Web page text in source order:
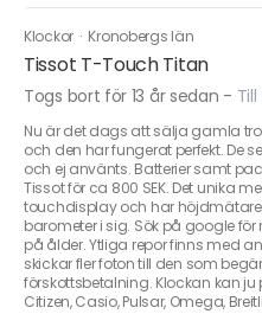
Klockor · Kronobergs län
Tissot T-Touch Titan
Togs bort för 13 år sedan -
Nu är det dags att sälja gamla
och den har fungerat perfekt. De
och ej använts. Batterier samt
Tissot för ca 800 SEK. Det unika
touchdisplay och har
barometer i sig. Sök på google
på ålder. Ytliga repor finns med
skickar fler foton till den som
förskottsbetalning. Klockan kan ju
Citizen, Casio, Pulsar, Omega,